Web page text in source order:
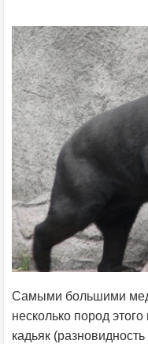
Самыми большими
несколько пород
кадьяк